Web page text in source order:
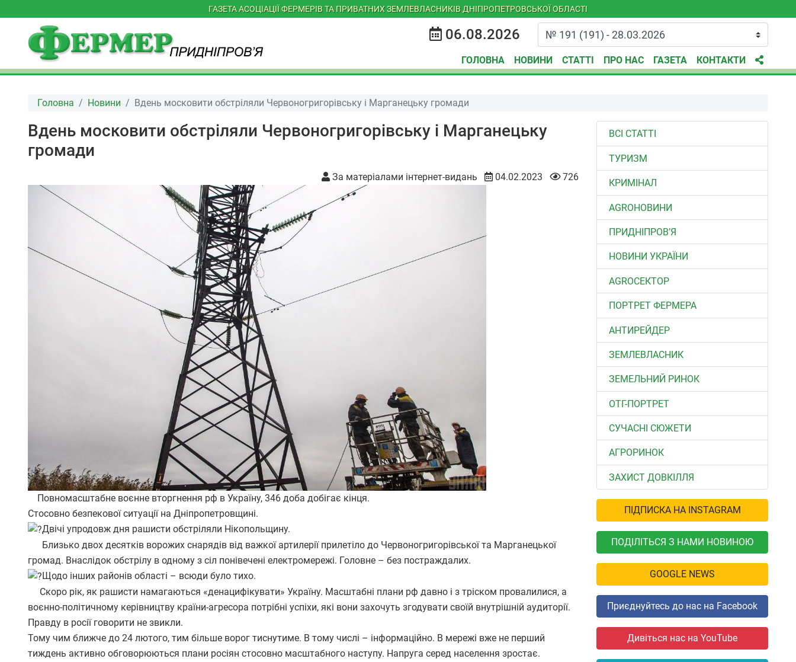
ГАЗЕТА АСОЦІАЦІЇ ФЕРМЕРІВ ТА ПРИВАТНИХ ЗЕМЛЕВЛАСНИКІВ ДНІПРОПЕТРОВСЬКОЇ ОБЛАСТІ
06.08.2026
ГОЛОВНА НОВИНИ СТАТТІ ПРО НАС ГАЗЕТА КОНТАКТИ
Головна Новини Вдень московити обстріляли Червоногригорівську і Марганецьку громади
Вдень московити обстріляли Червоногригорівську і Марганецьку
громади
За матеріалами інтернет-видань 04.02.2023 726
Повномасштабне воєнне вторгнення рф в Україну, 346 доба добігає кінця.
Стосовно безпекової ситуації на Дніпропетровщині.
Двічі упродовж дня рашисти обстріляли Нікопольщину.
Близько двох десятків ворожих снарядів від важкої артилерії прилетіло до Червоногригорівської та Марганецької
громад. Внаслідок обстрілу в одному з сіл понівечені електромережі. Головне – без постраждалих.
Щодо інших районів області – всюди було тихо.
Скоро рік, як рашисти намагаються «денацифікувати» Україну. Масштабні плани рф давно і з тріском провалилися, а
воєнно-політичному керівництву країни-агресора потрібні успіхи, які вони захочуть згодувати своїй внутрішній аудиторії.
Правду в росії говорити не звикли.
Тому чим ближче до 24 лютого, тим більше ворог тиснутиме. В тому числі – інформаційно. В мережі вже не перший
тиждень активно обговорюються плани росіян стосовно масштабного наступу. Напруга серед населення зростає.
ВСІ СТАТТІ
ТУРИЗМ
КРИМІНАЛ
AGROНОВИНИ
ПРИДНІПРОВ’Я
НОВИНИ УКРАЇНИ
АGROСЕКТОР
ПОРТРЕТ ФЕРМЕРА
АНТИРЕЙДЕР
ЗЕМЛЕВЛАСНИК
ЗЕМЕЛЬНИЙ РИНОК
ОТГ-ПОРТРЕТ
СУЧАСНІ СЮЖЕТИ
АГРОРИНОК
ЗАХИСТ ДОВКІЛЛЯ
ПІДПИСКА НА INSTAGRAM
ПОДІЛІТЬСЯ З НАМИ НОВИНОЮ
GOOGLE NEWS
Приєднуйтесь до нас на Facebook
Дивіться нас на YouTube